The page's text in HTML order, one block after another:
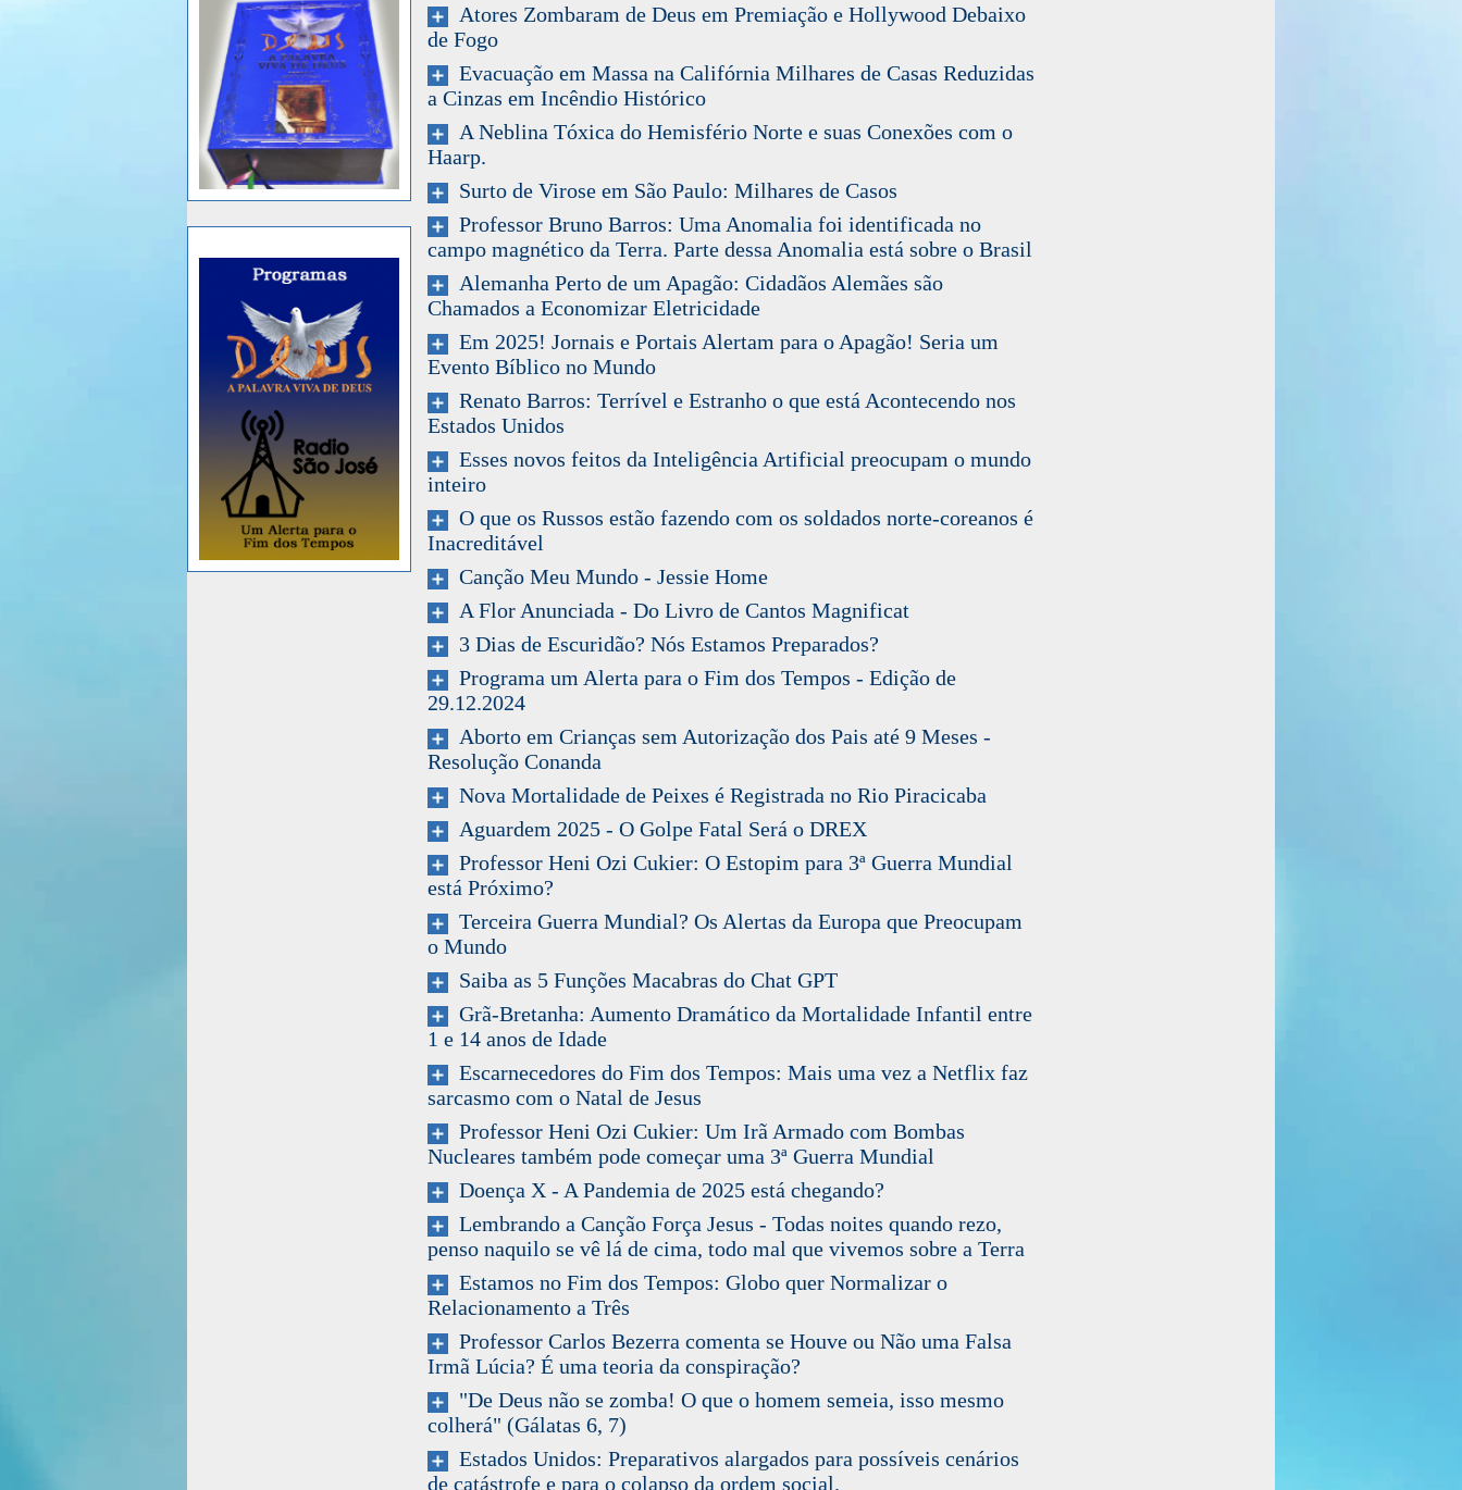
Atores Zombaram de Deus em Premiação e Hollywood Debaixo
de Fogo
Evacuação em Massa na Califórnia Milhares de Casas Reduzidas
a Cinzas em Incêndio Histórico
A Neblina Tóxica do Hemisfério Norte e suas Conexões com o
Haarp.
Surto de Virose em São Paulo: Milhares de Casos
Professor Bruno Barros: Uma Anomalia foi identificada no
campo magnético da Terra. Parte dessa Anomalia está sobre o Brasil
Alemanha Perto de um Apagão: Cidadãos Alemães são
Chamados a Economizar Eletricidade
Em 2025! Jornais e Portais Alertam para o Apagão! Seria um
Evento Bíblico no Mundo
Renato Barros: Terrível e Estranho o que está Acontecendo nos
Estados Unidos
Esses novos feitos da Inteligência Artificial preocupam o mundo
inteiro
O que os Russos estão fazendo com os soldados norte-coreanos é
Inacreditável
Canção Meu Mundo - Jessie Home
A Flor Anunciada - Do Livro de Cantos Magnificat
3 Dias de Escuridão? Nós Estamos Preparados?
Programa um Alerta para o Fim dos Tempos - Edição de
29.12.2024
Aborto em Crianças sem Autorização dos Pais até 9 Meses -
Resolução Conanda
Nova Mortalidade de Peixes é Registrada no Rio Piracicaba
Aguardem 2025 - O Golpe Fatal Será o DREX
Professor Heni Ozi Cukier: O Estopim para 3ª Guerra Mundial
está Próximo?
Terceira Guerra Mundial? Os Alertas da Europa que Preocupam
o Mundo
Saiba as 5 Funções Macabras do Chat GPT
Grã-Bretanha: Aumento Dramático da Mortalidade Infantil entre
1 e 14 anos de Idade
Escarnecedores do Fim dos Tempos: Mais uma vez a Netflix faz
sarcasmo com o Natal de Jesus
Professor Heni Ozi Cukier: Um Irã Armado com Bombas
Nucleares também pode começar uma 3ª Guerra Mundial
Doença X - A Pandemia de 2025 está chegando?
Lembrando a Canção Força Jesus - Todas noites quando rezo,
penso naquilo se vê lá de cima, todo mal que vivemos sobre a Terra
Estamos no Fim dos Tempos: Globo quer Normalizar o
Relacionamento a Três
Professor Carlos Bezerra comenta se Houve ou Não uma Falsa
Irmã Lúcia? É uma teoria da conspiração?
"De Deus não se zomba! O que o homem semeia, isso mesmo
colherá" (Gálatas 6, 7)
Estados Unidos: Preparativos alargados para possíveis cenários
de catástrofe e para o colapso da ordem social.